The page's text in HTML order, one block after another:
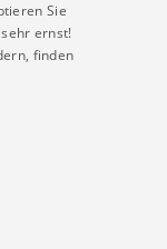
14:00
Sie
ernst!
finden